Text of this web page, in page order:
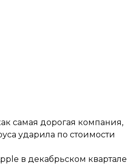
самая дорогая компания,
ударила по стоимости
в декабрьском квартале